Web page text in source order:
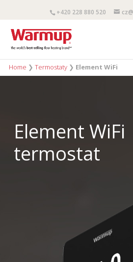
+420 228 880 520
Home ❯ Termostaty❯ Element WiFi
Element WiFi
termostat